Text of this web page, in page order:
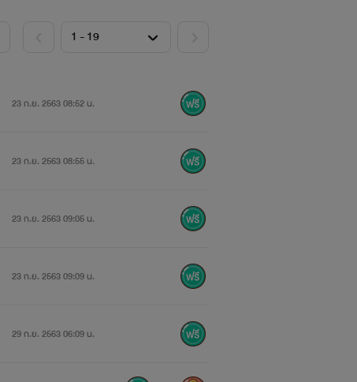
23 ก.ย. 2563 08:52 น.
23 ก.ย. 2563 08:55 น.
23 ก.ย. 2563 09:05 น.
23 ก.ย. 2563 09:09 น.
29 ก.ย. 2563 06:09 น.